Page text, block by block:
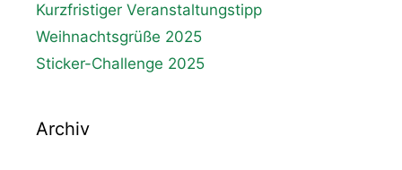
Kurzfristiger Veranstaltungstipp
Weihnachtsgrüße 2025
Sticker-Challenge 2025
Archiv